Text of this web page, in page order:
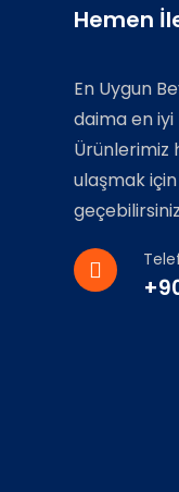
Hemen
En Uygun
daima en iyi
Ürünlerimiz
ulaşmak